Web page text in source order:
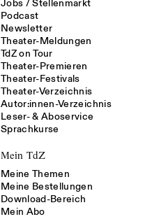
Jobs / Stellenmarkt
Podcast
Newsletter
Theater-Meldungen
TdZ on Tour
Theater-Premieren
Theater-Festivals
Theater-Verzeichnis
Autor:innen-Verzeichnis
Leser- & Aboservice
Sprachkurse
Mein TdZ
Meine Themen
Meine Bestellungen
Download-Bereich
Mein Abo